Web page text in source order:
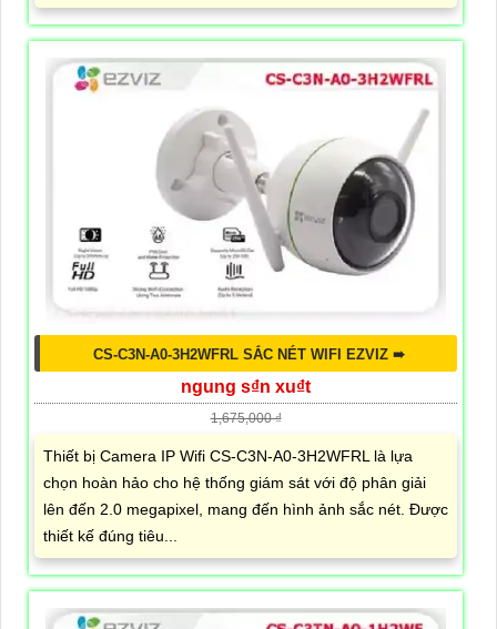
CS-C3N-A0-3H2WFRL SẮC NÉT WIFI EZVIZ ➠
ngung s₫n xu₫t
1,675,000 ₫
Thiết bị Camera IP Wifi CS-C3N-A0-3H2WFRL là lựa
chọn hoàn hảo cho hệ thống giám sát với độ phân giải
lên đến 2.0 megapixel, mang đến hình ảnh sắc nét. Được
thiết kế đúng tiêu...